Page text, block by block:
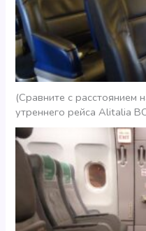
(Сравните с расстоянием
утреннего рейса Alitalia